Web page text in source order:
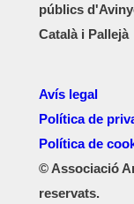
públics
Català i Pallejà
Avís legal
Política de
Política de
© Associació
reservats.